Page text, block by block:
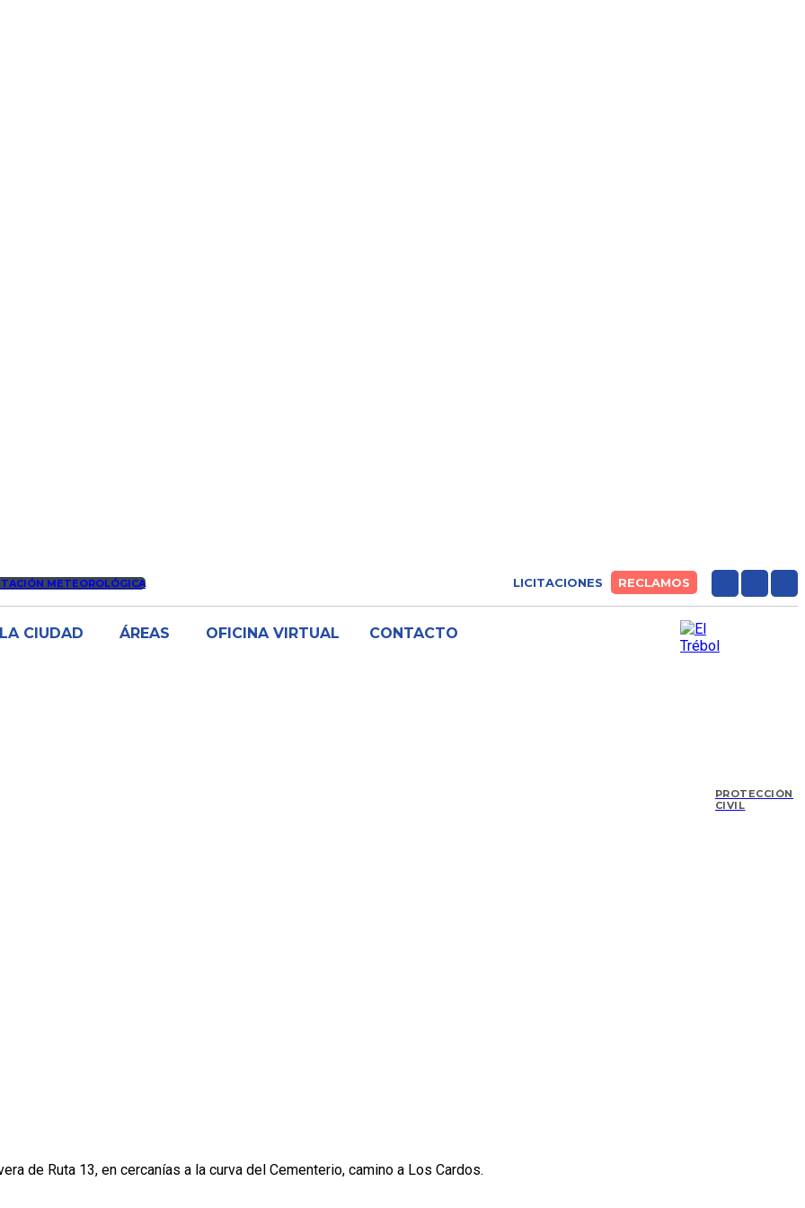
METEOROLÓGICA LICITACIONES RECLAMOS
LA CIUDAD ÁREAS OFICINA VIRTUAL CONTACTO
PROTECCIÓN
CIVIL
de Ruta 13, en cercanías a la curva del Cementerio, camino a Los Cardos.